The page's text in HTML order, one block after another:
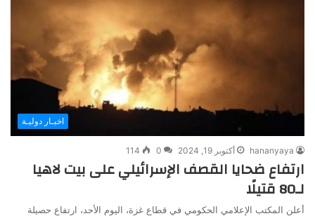
اخبـار دوليـة
hananyaya أكتوبر 19, 2024 0
114
ارتفاع ضحايا القصف الإسرائيلي على بيت لاهيا
لـ80 قتيلًا
أعلن المكتب الإعلامي الحكومي في قطاع غزة، اليوم الأحد، ارتفاع حصيلة